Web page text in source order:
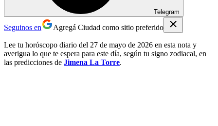
Telegram
Seguinos en Agregá Ciudad como sitio preferido
Lee tu horóscopo diario del 27 de mayo de 2026 en esta nota y
averigua lo que te espera para este día, según tu signo zodiacal, en
las predicciones de Jimena La Torre.